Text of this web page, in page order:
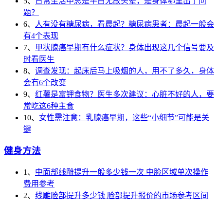
题？
6、
人有没有糖尿病，看晨起？糖尿病患者：晨起一般会
有4个表现
7、
甲状腺癌早期有什么症状？身体出现这几个信号要及
时看医生
8、 调查发现：起床后马上吸烟的人，用不了多久，身体
会有6个改变
9、 红薯是富钾食物？医生多次建议：心脏不好的人，要
常吃这6种主食
10、 女性需注意：乳腺癌早期，这些“小细节”可能是关
键
健身方法
1、 中面部线雕提升一般多少钱一次 中脸区域单次操作
费用参考
2、 线雕脸部提升多少钱 脸部提升报价的市场参考区间